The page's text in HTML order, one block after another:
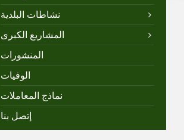
نشاطات البلدية
المشاريع الكبرى
المنشورات
الوفيات
نماذج المعاملات
إتصل بنا